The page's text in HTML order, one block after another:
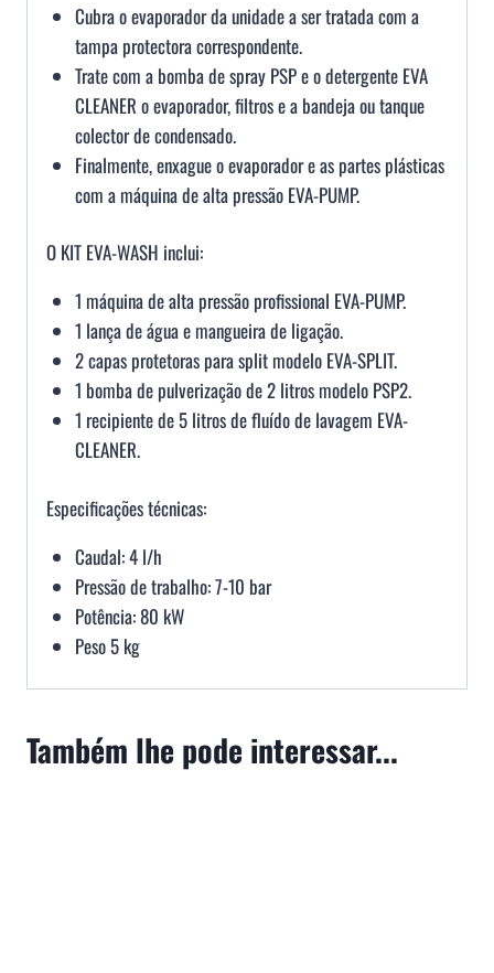
Cubra o evaporador da unidade a ser tratada com a
tampa protectora correspondente.
Trate com a bomba de spray PSP e o detergente EVA
CLEANER o evaporador, filtros e a bandeja ou tanque
colector de condensado.
Finalmente, enxague o evaporador e as partes plásticas
com a máquina de alta pressão EVA-PUMP.
O KIT EVA-WASH inclui:
1 máquina de alta pressão profissional EVA-PUMP.
1 lança de água e mangueira de ligação.
2 capas protetoras para split modelo EVA-SPLIT.
1 bomba de pulverização de 2 litros modelo PSP2.
1 recipiente de 5 litros de fluído de lavagem EVA-
CLEANER.
Especificações técnicas:
Caudal: 4 l/h
Pressão de trabalho: 7-10 bar
Potência: 80 kW
Peso 5 kg
Também lhe pode interessar...